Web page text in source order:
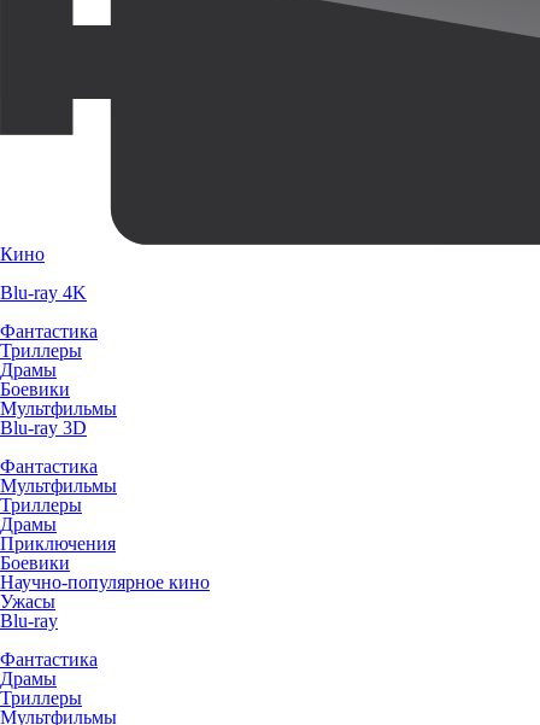
Кино
Blu-ray 4K
Фантастика
Триллеры
Драмы
Боевики
Мультфильмы
Blu-ray 3D
Фантастика
Мультфильмы
Триллеры
Драмы
Приключения
Боевики
Научно-популярное кино
Ужасы
Blu-ray
Фантастика
Драмы
Триллеры
Мультфильмы